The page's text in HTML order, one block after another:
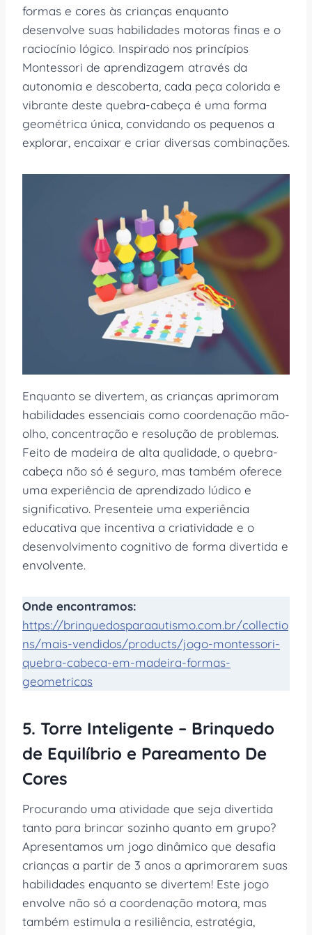
formas e cores às crianças enquanto
desenvolve suas habilidades motoras finas e o
raciocínio lógico. Inspirado nos princípios
Montessori de aprendizagem através da
autonomia e descoberta, cada peça colorida e
vibrante deste quebra-cabeça é uma forma
geométrica única, convidando os pequenos a
explorar, encaixar e criar diversas combinações.
Enquanto se divertem, as crianças aprimoram
habilidades essenciais como coordenação mão-
olho, concentração e resolução de problemas.
Feito de madeira de alta qualidade, o quebra-
cabeça não só é seguro, mas também oferece
uma experiência de aprendizado lúdico e
significativo. Presenteie uma experiência
educativa que incentiva a criatividade e o
desenvolvimento cognitivo de forma divertida e
envolvente.
Onde encontramos:
https://brinquedosparaautismo.com.br/collectio
ns/mais-vendidos/products/jogo-montessori-
quebra-cabeca-em-madeira-formas-
geometricas
5. Torre Inteligente – Brinquedo
de Equilíbrio e Pareamento De
Cores
Procurando uma atividade que seja divertida
tanto para brincar sozinho quanto em grupo?
Apresentamos um jogo dinâmico que desafia
crianças a partir de 3 anos a aprimorarem suas
habilidades enquanto se divertem! Este jogo
envolve não só a coordenação motora, mas
também estimula a resiliência, estratégia,